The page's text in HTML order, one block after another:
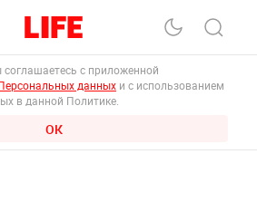
с приложенной
данных и с использованием
в данной Политике.
ОК